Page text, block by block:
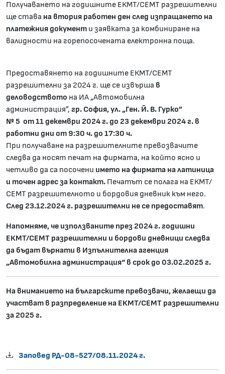
Получаването на годишните ЕКМТ/СЕМТ разрешителни
ще става на втория работен ден след изпращането на
платежния документ и заявката за комбиниране на
валидности на горепосочената електронна поща.
Предоставянето на годишните ЕКМТ/СЕМТ
разрешителни за 2024 г. ще се извърша в
деловодството на ИА „Автомобилна
администрация”, гр. София, ул. „Ген. Й. В. Гурко”
№ 5 от 11 декември 2024 г. до 23 декември 2024 г. в
работни дни от 9:30 ч. до 17:30 ч.
При получаване на разрешителните превозвачите
следва да носят печат на фирмата, на който ясно и
четливо да са посочени името на фирмата на латиница
и точен адрес за контакт. Печатът се полага на ЕКМТ/
СЕМТ разрешителното и бордовия дневник към него.
След 23.12.2024 г. разрешителни не се предоставят.
Напомняме, че използваните през 2024 г. годишни
ЕКМТ/СЕМТ разрешителни и бордови дневници следва
да бъдат върнати в Изпълнителна агенция
„Автомобилна администрация“ в срок до 03.02.2025 г.
На вниманието на българските превозвачи, желаещи да
участват в разпределение на ЕКМТ/СЕМТ разрешителни
за 2025 г.
Заповед РД-08-527/08.11.2024 г.